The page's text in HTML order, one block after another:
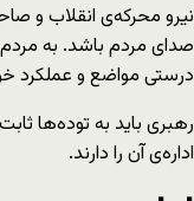
نیرو محرکه‌ی انقلاب و
صدای مردم باشد. به
درستی مواضع و عملکرد
رهبری باید به توده‌ها
اداره‌ی آن را دارند.